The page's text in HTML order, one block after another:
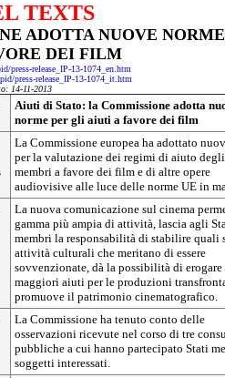
TEXTS
ADOTTA NUOVE
DEI FILM
press-release_IP-13-1074_en.htm
press-release_IP-13-1074_it.htm
14-11-2013
Aiuti di Stato: la Commissione adotta
norme per gli aiuti a favore dei film
La Commissione europea ha adottato
per la valutazione dei regimi di aiuto
membri a favore dei film e di altre opere
audiovisive alle luce delle norme UE in
La nuova comunicazione sul cinema
gamma più ampia di attività, lascia agli
membri la responsabilità di stabilire quali
attività culturali che meritano di essere
sovvenzionate, dà la possibilità di erogare
maggiori aiuti per le produzioni
promuove il patrimonio cinematografico.
La Commissione ha tenuto conto delle
osservazioni ricevute nel corso di tre
pubbliche a cui hanno partecipato Stati
soggetti interessati.